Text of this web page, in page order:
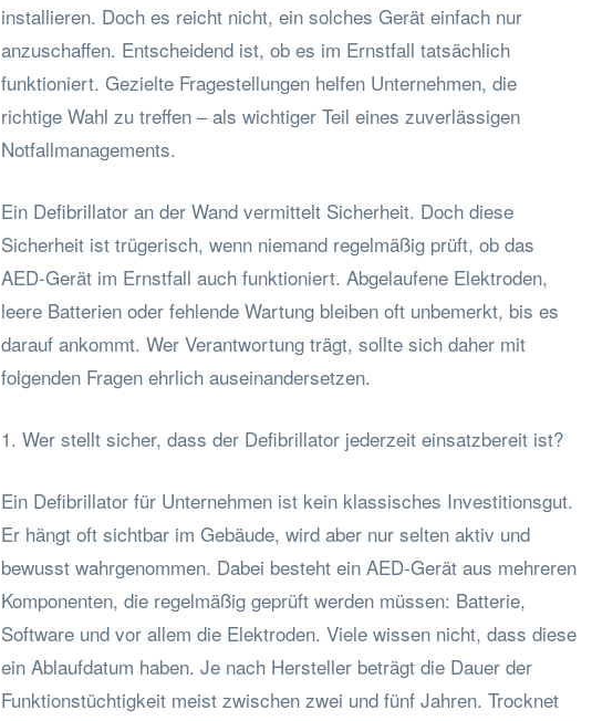
installieren. Doch es reicht nicht, ein solches Gerät einfach nur
anzuschaffen. Entscheidend ist, ob es im Ernstfall tatsächlich
funktioniert. Gezielte Fragestellungen helfen Unternehmen, die
richtige Wahl zu treffen – als wichtiger Teil eines zuverlässigen
Notfallmanagements.
Ein Defibrillator an der Wand vermittelt Sicherheit. Doch diese
Sicherheit ist trügerisch, wenn niemand regelmäßig prüft, ob das
AED-Gerät im Ernstfall auch funktioniert. Abgelaufene Elektroden,
leere Batterien oder fehlende Wartung bleiben oft unbemerkt, bis es
darauf ankommt. Wer Verantwortung trägt, sollte sich daher mit
folgenden Fragen ehrlich auseinandersetzen.
1. Wer stellt sicher, dass der Defibrillator jederzeit einsatzbereit ist?
Ein Defibrillator für Unternehmen ist kein klassisches Investitionsgut.
Er hängt oft sichtbar im Gebäude, wird aber nur selten aktiv und
bewusst wahrgenommen. Dabei besteht ein AED-Gerät aus mehreren
Komponenten, die regelmäßig geprüft werden müssen: Batterie,
Software und vor allem die Elektroden. Viele wissen nicht, dass diese
ein Ablaufdatum haben. Je nach Hersteller beträgt die Dauer der
Funktionstüchtigkeit meist zwischen zwei und fünf Jahren. Trocknet